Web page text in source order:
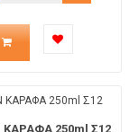
ΚΑΡΑΦΑ 250ml Σ12